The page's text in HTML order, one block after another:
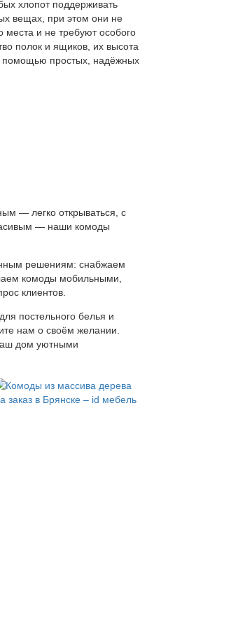
хлопот поддерживать
вещах, при этом они не
места и не требуют особого
полок и ящиков, их высота
помощью простых, надёжных
— легко открываться, с
— наши комоды
решениям: снабжаем
комоды мобильными,
клиентов.
постельного белья и
нам о своём желании.
дом уютными